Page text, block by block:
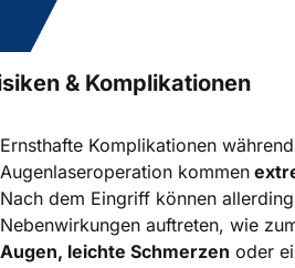
& Komplikationen
Ernsthafte Komplikationen
Augenlaseroperation kommen
Nach dem Eingriff können
Nebenwirkungen auftreten, wie
Augen, leichte Schmerzen oder